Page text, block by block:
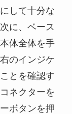
して十分な
に、ベース
体全体を手
のインジケ
とを確認す
ネクターを
ボタンを押